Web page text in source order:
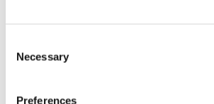
Necessary
Preferences